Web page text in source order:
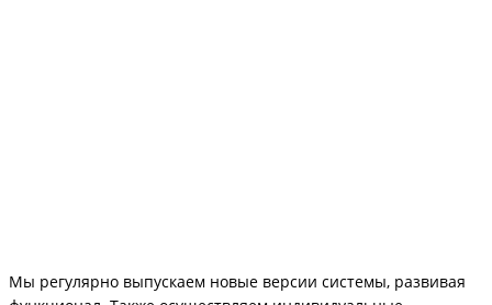
Мы регулярно выпускаем новые версии системы, развивая